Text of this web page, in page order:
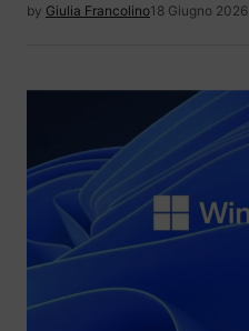
by Giulia Francolino18 Giugno 2026